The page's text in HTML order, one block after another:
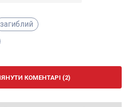
загиблий
КОМЕНТАРІ (2)